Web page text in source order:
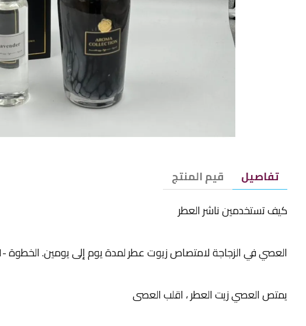
تفاصيل
قيم المنتج
كيف تستخدمين ناشر العطر
العصي في الزجاجة لامتصاص زيوت عطر لمدة يوم إلى يومين. الخطوة -1- ضع
يمتص العصي زيت العطر ، اقلب العصى